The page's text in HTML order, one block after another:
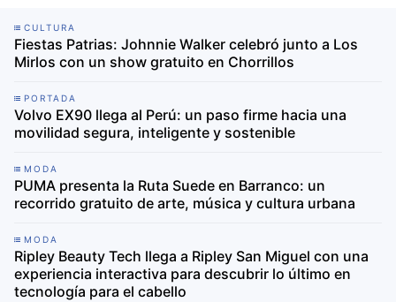
CULTURA
Fiestas Patrias: Johnnie Walker celebró junto a Los
Mirlos con un show gratuito en Chorrillos
PORTADA
Volvo EX90 llega al Perú: un paso firme hacia una
movilidad segura, inteligente y sostenible
MODA
PUMA presenta la Ruta Suede en Barranco: un
recorrido gratuito de arte, música y cultura urbana
MODA
Ripley Beauty Tech llega a Ripley San Miguel con una
experiencia interactiva para descubrir lo último en
tecnología para el cabello